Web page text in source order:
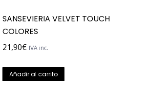
SANSEVIERIA VELVET TOUCH
COLORES
21,90€ IVA inc.
Añadir al carrito